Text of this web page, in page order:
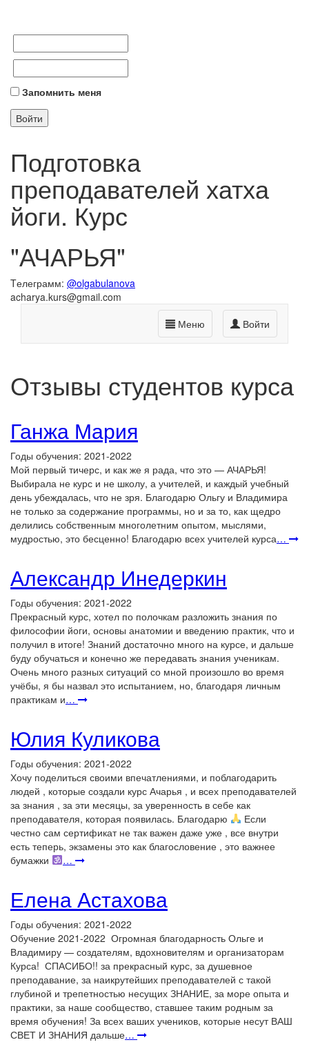
Запомнить меня
Подготовка
преподавателей хатха
йоги. Курс
"АЧАРЬЯ"
Tелеграмм: @olgabulanova
acharya.kurs@gmail.com
Войти
Меню
Отзывы студентов курса
Ганжа Мария
Годы обучения: 2021-2022
Мой первый тичерс, и как же я рада, что это — АЧАРЬЯ!
Выбирала не курс и не школу, а учителей, и каждый учебный
день убеждалась, что не зря. Благодарю Ольгу и Владимира
не только за содержание программы, но и за то, как щедро
делились собственным многолетним опытом, мыслями,
мудростью, это бесценно! Благодарю всех учителей курса…
Александр Инедеркин
Годы обучения: 2021-2022
Прекрасный курс, хотел по полочкам разложить знания по
философии йоги, основы анатомии и введению практик, что и
получил в итоге! Знаний достаточно много на курсе, и дальше
буду обучаться и конечно же передавать знания ученикам.
Очень много разных ситуаций со мной произошло во время
учёбы, я бы назвал это испытанием, но, благодаря личным
практикам и…
Юлия Куликова
Годы обучения: 2021-2022
Хочу поделиться своими впечатлениями, и поблагодарить
людей , которые создали курс Ачарья , и всех преподавателей
за знания , за эти месяцы, за уверенность в себе как
преподавателя, которая появилась. Благодарю
Если
честно сам сертификат не так важен даже уже , все внутри
есть теперь, экзамены это как благословение , это важнее
бумажки
…
Елена Астахова
Годы обучения: 2021-2022
Обучение 2021-2022 Огромная благодарность Ольге и
Владимиру — создателям, вдохновителям и организаторам
Курса! СПАСИБО!! за прекрасный курс, за душевное
преподавание, за наикрутейших преподавателей с такой
глубиной и трепетностью несущих ЗНАНИЕ, за море опыта и
практики, за наше сообщество, ставшее таким родным за
время обучения! За всех ваших учеников, которые несут ВАШ
СВЕТ И ЗНАНИЯ дальше…